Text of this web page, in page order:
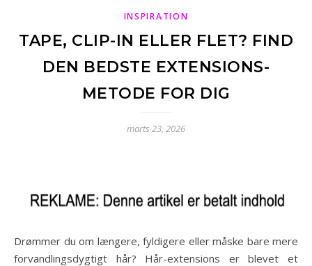
INSPIRATION
TAPE, CLIP-IN ELLER FLET? FIND
DEN BEDSTE EXTENSIONS-
METODE FOR DIG
marts 23, 2026
Drømmer du om længere, fyldigere eller måske bare mere
forvandlingsdygtigt hår? Hår-extensions er blevet et